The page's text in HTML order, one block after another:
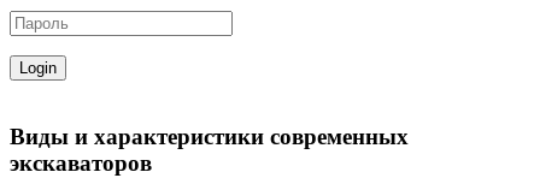
Виды и характеристики современных
экскаваторов